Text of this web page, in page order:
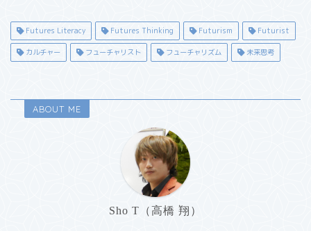
現〜）そのような中、Futuristコミュニティ
では、未来をただ妄想するだけでなく、各々
が行うFuturismに関する事業やアイデア・
Futures Literacy Futures Thinking Futurism Futurist
カルチャー フューチャリスト フューチャリズム 未来思考
ABOUT ME
Sho T（高橋 翔）